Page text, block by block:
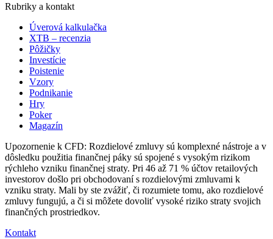
Rubriky a kontakt
Úverová kalkulačka
XTB – recenzia
Pôžičky
Investície
Poistenie
Vzory
Podnikanie
Hry
Poker
Magazín
Upozornenie k CFD: Rozdielové zmluvy sú komplexné nástroje a v
dôsledku použitia finančnej páky sú spojené s vysokým rizikom
rýchleho vzniku finančnej straty. Pri 46 až 71 % účtov retailových
investorov došlo pri obchodovaní s rozdielovými zmluvami k
vzniku straty. Mali by ste zvážiť, či rozumiete tomu, ako rozdielové
zmluvy fungujú, a či si môžete dovoliť vysoké riziko straty svojich
finančných prostriedkov.
Kontakt